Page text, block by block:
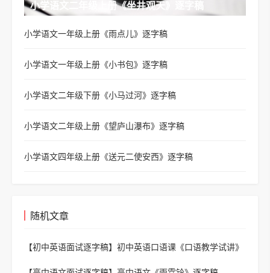
小学语文二年级上册《坐井观天》逐字稿
小学语文一年级上册《雨点儿》逐字稿
小学语文一年级上册《小书包》逐字稿
小学语文二年级下册《小马过河》逐字稿
小学语文二年级上册《望庐山瀑布》逐字稿
小学语文四年级上册《送元二使安西》逐字稿
随机文章
【初中英语面试逐字稿】 初中英语口语课《口语教学试讲》